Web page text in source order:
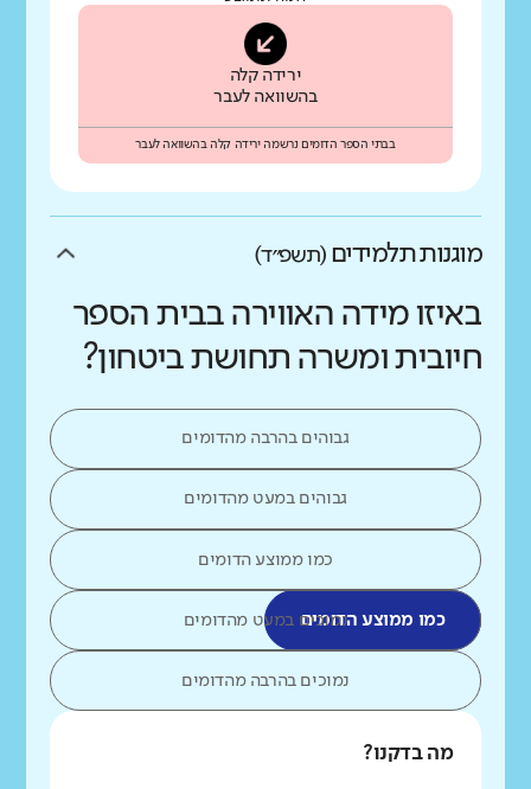
ירידה קלה
בהשוואה לעבר
בבתי הספר הדומים נרשמה ירידה קלה בהשוואה לעבר
מוגנות תלמידים (תשפ״ד)
באיזו מידה האווירה בבית הספר
חיובית ומשרה תחושת ביטחון?
גבוהים בהרבה מהדומים
גבוהים במעט מהדומים
כמו ממוצע הדומים
כמו ממוצע הדומיםנמוכים במעט מהדומים
נמוכים בהרבה מהדומים
מה בדקנו?